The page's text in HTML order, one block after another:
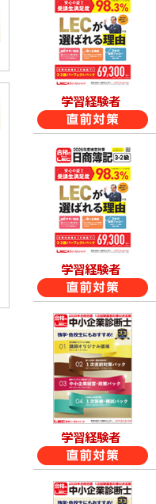
学習経験者
学習経験者
学習経験者